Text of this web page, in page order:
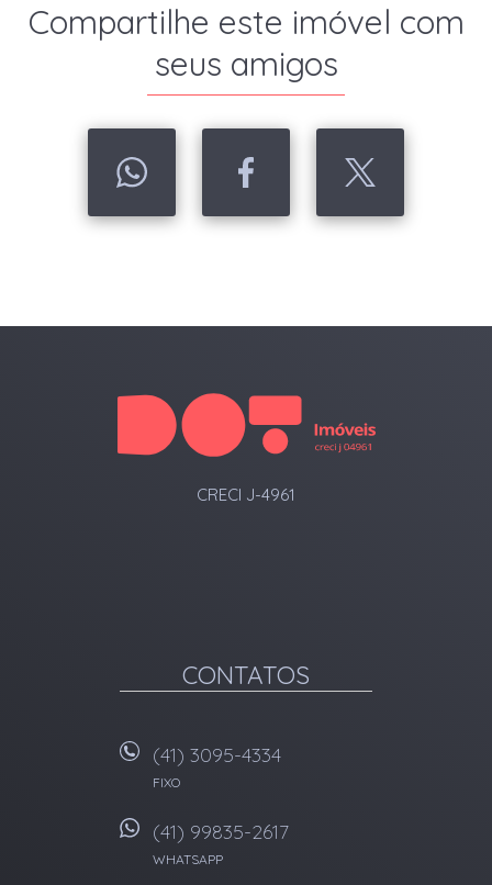
Compartilhe este imóvel com
seus amigos
CRECI J-4961
CONTATOS
(41) 3095-4334
FIXO
(41) 99835-2617
WHATSAPP